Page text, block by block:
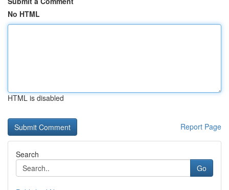
No HTML
HTML is disabled
Report Page
Search
Go